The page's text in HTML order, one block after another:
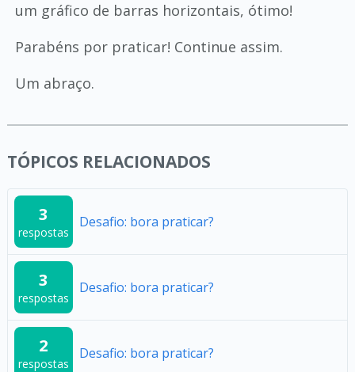
um gráfico de barras horizontais, ótimo!
Parabéns por praticar! Continue assim.
Um abraço.
TÓPICOS RELACIONADOS
3
respostas
Desafio: bora praticar?
3
respostas
Desafio: bora praticar?
2
respostas
Desafio: bora praticar?